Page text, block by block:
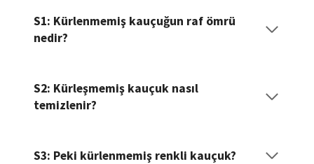
S1: Kürlenmemiş kauçuğun raf ömrü
nedir?
S2: Kürleşmemiş kauçuk nasıl
temizlenir?
S3: Peki kürlenmemiş renkli kauçuk?